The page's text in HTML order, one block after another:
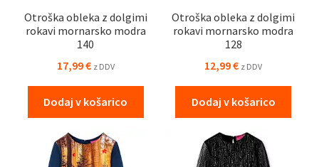
Otroška obleka z dolgimi
rokavi mornarsko modra
140
17,99€ z DDV
Dodaj v košarico
Otroška obleka z dolgimi
rokavi mornarsko modra
128
12,99€ z DDV
Dodaj v košarico